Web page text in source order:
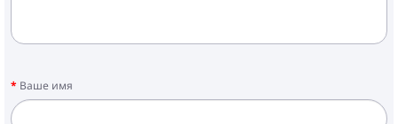
Ваше имя